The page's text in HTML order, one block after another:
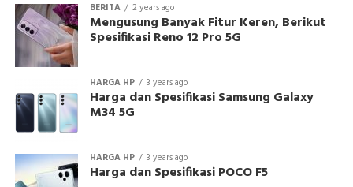
BERITA 2 years ago
Mengusung Banyak Fitur Keren, Berikut
Spesifikasi Reno 12 Pro 5G
HARGA HP 3 years ago
Harga dan Spesifikasi Samsung Galaxy
M34 5G
HARGA HP 3 years ago
Harga dan Spesifikasi POCO F5